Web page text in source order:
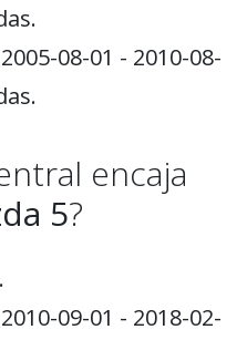
08-01 - 2010-08-
encaja
5?
09-01 - 2018-02-